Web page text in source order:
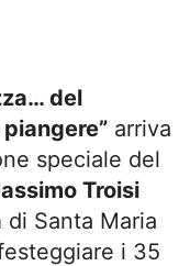
del
arriva
speciale del
Troisi
di Santa Maria
i 35